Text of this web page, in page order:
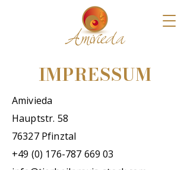
IMPRESSUM
Amivieda
Hauptstr. 58
76327 Pfinztal
+49 (0) 176-787 669 03